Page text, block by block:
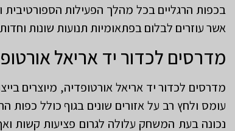
בכפות הרגליים בכל מהלך הפעילות הספורטיבית
אשר עוזרים לבלום בפתאומיות תנועות שונות
מדרסים לכדור יד אריאל
עומס ולחץ רב על אזורים שונים בגוף כולל כפות
נכונה בעת המשחק עלולה לגרום פציעות קשות